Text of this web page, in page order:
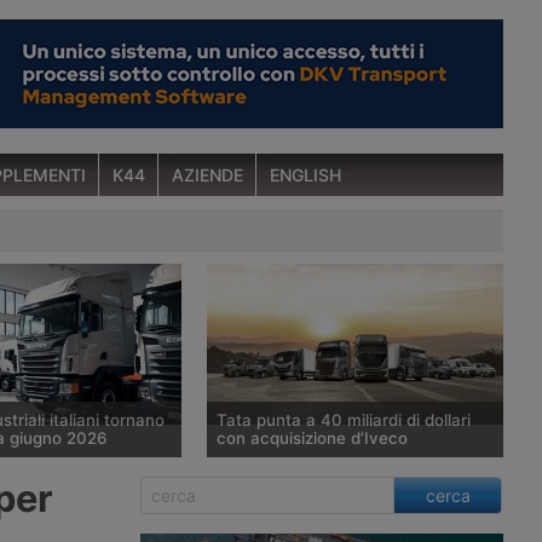
K44 AZIENDE ENGLISH
italiani tornano
giugno 2026
industriali oltre le
salgono a 2.579 unità
Tata punta a 40 miliardi di dollari
con acquisizione d’Iveco
nell’acquisizione della divisione veicoli
cerca